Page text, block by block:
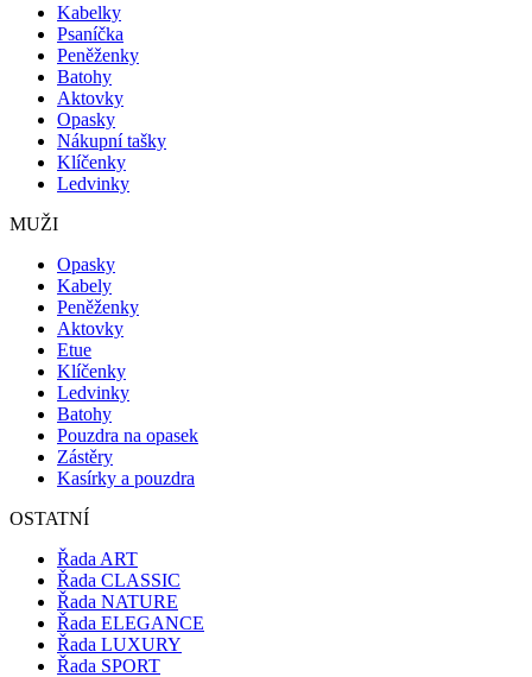
Kabelky
Psaníčka
Peněženky
Batohy
Aktovky
Opasky
Nákupní tašky
Klíčenky
Ledvinky
MUŽI
Opasky
Kabely
Peněženky
Aktovky
Etue
Klíčenky
Ledvinky
Batohy
Pouzdra na opasek
Zástěry
Kasírky a pouzdra
OSTATNÍ
Řada ART
Řada CLASSIC
Řada NATURE
Řada ELEGANCE
Řada LUXURY
Řada SPORT